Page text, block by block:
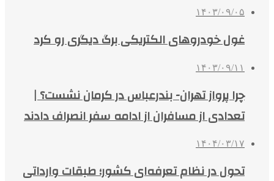
۱۴۰۳/۰۹/۰۵
غول خودروهای الکتریکی برگ دیگری رو کرد
۱۴۰۳/۰۹/۱۱
چرا پرواز تهران- بندرعباس در کرمان نشست؟ |
تعدادی از مسافران از ادامه سفر انصراف دادند
۱۴۰۴/۰۳/۱۷
تحول در نظام تعرفه‌ای کشور؛ طبقات وارداتی